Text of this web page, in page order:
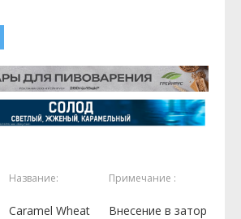
Название: Примечание :
Caramel Wheat
Внесение в затор